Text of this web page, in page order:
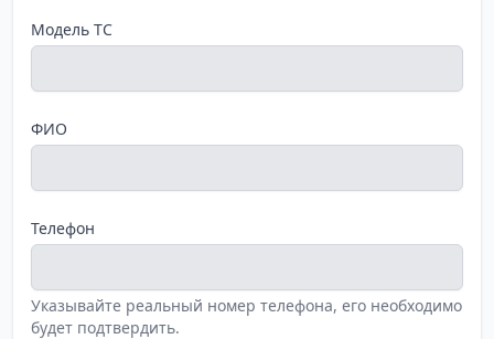
Модель ТС
ФИО
Телефон
Указывайте реальный номер телефона, его необходимо
будет подтвердить.